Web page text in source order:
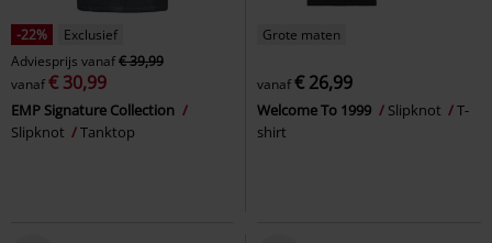
-22%
Exclusief
Adviesprijs vanaf€ 39,99
vanaf€ 30,99
EMP Signature Collection
Slipknot
Tanktop
Grote maten
vanaf€ 26,99
Welcome To 1999 Slipknot
T-
shirt